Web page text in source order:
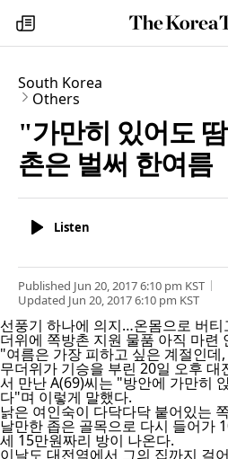
my
times
The
South Korea
Others
"가만히 있어도
촌은 벌써 한여름
ListenListen
Published Jun 20, 2017 6:10 pm KST
Updated Jun 20, 2017 6:10 pm KST
선풍기 하나에 의지…온몸으로 버티
더위에 쪽방촌 지원 물품 아직 마련
"여름은 가장 피하고 싶은 계절인
무더위가 기승을 부린 20일 오후 대
서 만난 A(69)씨는 "방안에 가만히
다"며 이렇게 말했다.
낡은 여인숙이 다닥다닥 붙어있는
날만한 좁은 골목으로 다시 들어가
세 15만원짜리 방이 나온다.
이날도 대전역에서 그의 집까지 걸